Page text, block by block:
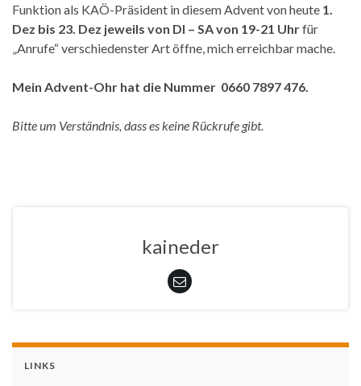
Funktion als KAÖ-Präsident in diesem Advent von heute 1.
Dez bis 23. Dez jeweils von DI – SA von 19-21 Uhrfür
„Anrufe“ verschiedenster Art öffne, mich erreichbar mache.
Mein Advent-Ohr hat die Nummer 0660 7897 476.
Bitte um Verständnis, dass es keine Rückrufe gibt.
kaineder
LINKS